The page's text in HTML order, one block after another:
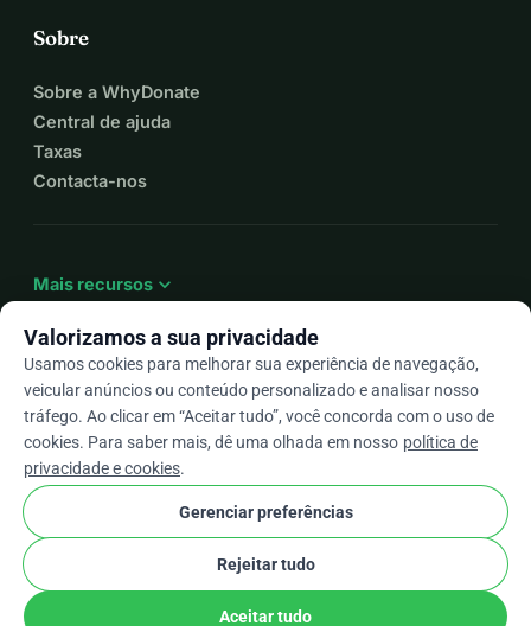
Sobre
Sobre a WhyDonate
Central de ajuda
Taxas
Contacta-nos
Mais recursos expand_more
Ptarrow_drop_down
★★★★★4,9 / 5 com base em mais de 500 avaliações
WhyDonate Privacidade e cookies
Termos e condições
Configurações de Cookies
stripe checkParceiro Verificado
Valorizamos a sua privacidade
Usamos cookies para melhorar sua experiência de navegação,
veicular anúncios ou conteúdo personalizado e analisar nosso
tráfego. Ao clicar em “Aceitar tudo”, você concorda com o uso de
cookies. Para saber mais, dê uma olhada em nosso política de
privacidade e cookies.
Gerenciar preferências
Rejeitar tudo
Aceitar tudo